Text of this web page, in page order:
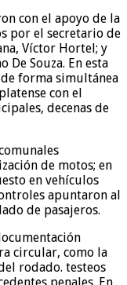
con el apoyo de la
por el secretario de
Víctor Hortel; y
Souza. En esta
forma simultánea
con el
decenas de
de motos; en
en vehículos
apuntaron al
de pasajeros.
circular, como la
rodado. testeos